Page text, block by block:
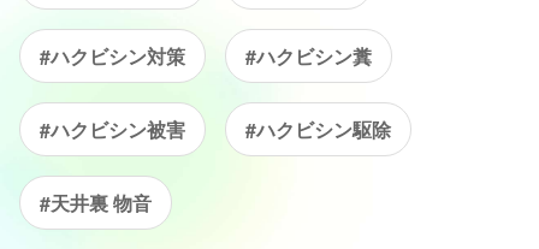
#ハクビシン対策 #ハクビシン糞
#ハクビシン被害 #ハクビシン駆除
#天井裏 物音